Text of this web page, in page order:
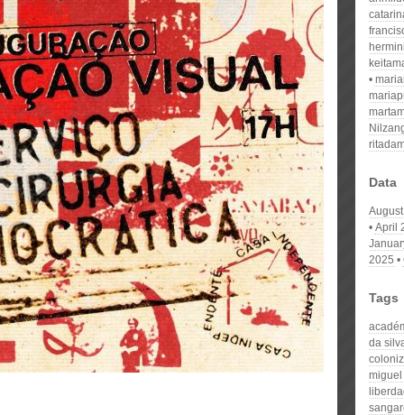
Data
April
2025
Tags
da